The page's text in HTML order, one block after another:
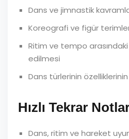
Dans ve jimnastik
Koreografi ve figür
Ritim ve tempo arasındaki
edilmesi
Dans türlerinin
Hızlı Tekrar
Dans, ritim ve hareket